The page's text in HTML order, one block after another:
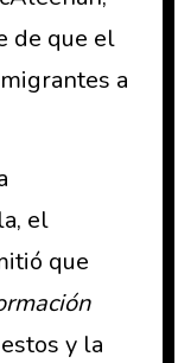
de que el
a
el
que
y la